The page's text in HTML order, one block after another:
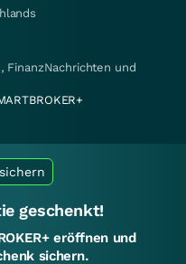
FinanzNachrichten und
geschenkt!
eröffnen und
sichern.